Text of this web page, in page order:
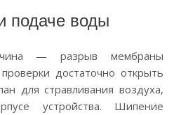
подаче воды
— разрыв мембраны
достаточно открыть
для стравливания воздуха,
устройства. Шипение